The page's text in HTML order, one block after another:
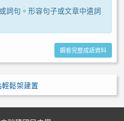
詞句。形容句子或文章中遣詞
觀看完整成語資料